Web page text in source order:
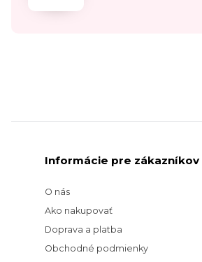
Informácie pre zákazníkov
O nás
Ako nakupovať
Doprava a platba
Obchodné podmienky